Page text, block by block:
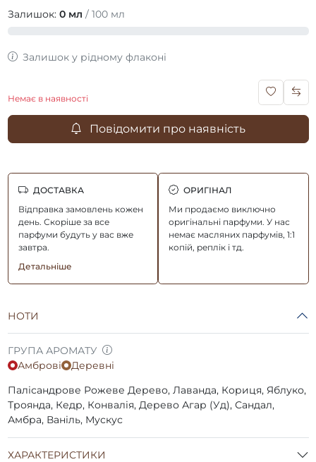
НОТИ
ГРУПА АРОМАТУ
Амброві
Деревні
Палісандрове Рожеве Дерево, Лаванда, Кориця, Яблуко,
Троянда, Кедр, Конвалія, Дерево Агар (Уд), Сандал,
Амбра, Ваніль, Мускус
ХАРАКТЕРИСТИКИ
Залишок: 0 мл / 100 мл
Залишок у рідному флаконі
Немає в наявності
Повідомити про наявність
ДОСТАВКА
Відправка замовлень кожен
день. Скоріше за все
парфуми будуть у вас вже
завтра.
Детальніше
ОРИГІНАЛ
Ми продаємо виключно
оригінальні парфуми. У нас
немає масляних парфумів, 1:1
копій, реплік і тд.